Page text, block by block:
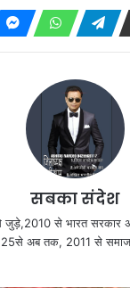
सबका संदेश
जुड़े,2010 से भारत सरकार
अब तक, 2011 से